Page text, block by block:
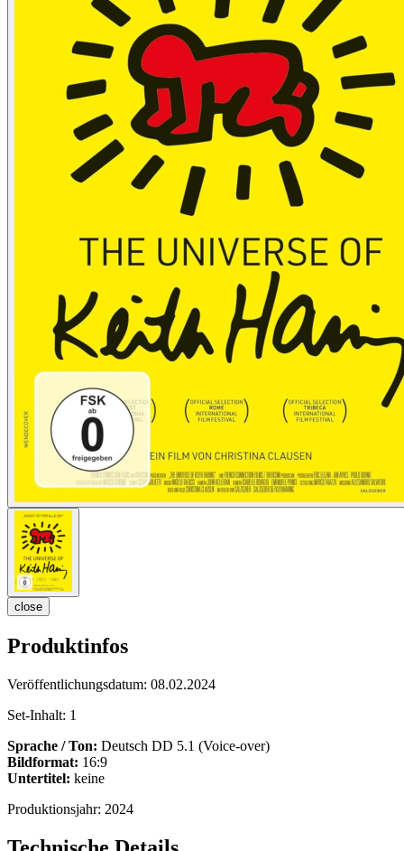
close
Produktinfos
Veröffentlichungsdatum: 08.02.2024
Set-Inhalt: 1
Sprache / Ton: Deutsch DD 5.1 (Voice-over)
Bildformat: 16:9
Untertitel: keine
Produktionsjahr: 2024